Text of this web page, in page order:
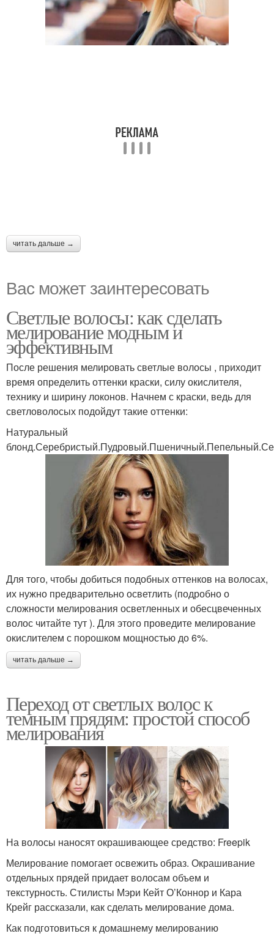
читать дальше →
Вас может заинтересовать
Светлые волосы: как сделать
мелирование модным и
эффективным
После решения мелировать светлые волосы , приходит
время определить оттенки краски, силу окислителя,
технику и ширину локонов. Начнем с краски, ведь для
светловолосых подойдут такие оттенки:
Натуральный
Для того, чтобы добиться подобных оттенков на волосах,
их нужно предварительно осветлить (подробно о
сложности мелирования осветленных и обесцвеченных
волос читайте тут ). Для этого проведите мелирование
окислителем с порошком мощностью до 6%.
читать дальше →
Переход от светлых волос к
темным прядям: простой способ
мелирования
На волосы наносят окрашивающее средство: Freepik
Мелирование помогает освежить образ. Окрашивание
отдельных прядей придает волосам объем и
текстурность. Стилисты Мэри Кейт О’Коннор и Кара
Крейг рассказали, как сделать мелирование дома.
Как подготовиться к домашнему мелированию